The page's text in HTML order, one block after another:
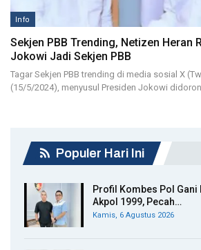
Info
Sekjen PBB Trending, Netizen Heran
Jokowi Jadi Sekjen PBB
Tagar Sekjen PBB trending di media sosial X
(15/5/2024), menyusul Presiden Jokowi
Populer Hari Ini
Profil Kombes Pol Gani
Akpol 1999, Pecah…
Kamis, 6 Agustus 2026